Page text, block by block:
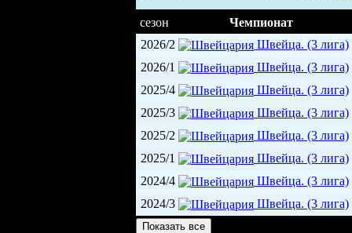
сезон
Чемпионат
2026/2
Швейца. (3 лига)
2026/1
Швейца. (3 лига)
2025/4
Швейца. (3 лига)
2025/3
Швейца. (3 лига)
2025/2
Швейца. (3 лига)
2025/1
Швейца. (3 лига)
2024/4
Швейца. (3 лига)
2024/3
Швейца. (3 лига)
Показать все
Кампо Саледжи (2 200)